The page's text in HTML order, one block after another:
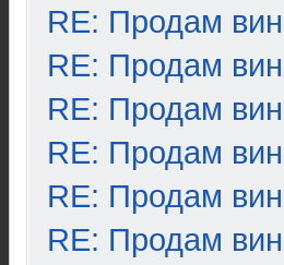
RE: Продам
RE: Продам
RE: Продам
RE: Продам
RE: Продам
RE: Продам